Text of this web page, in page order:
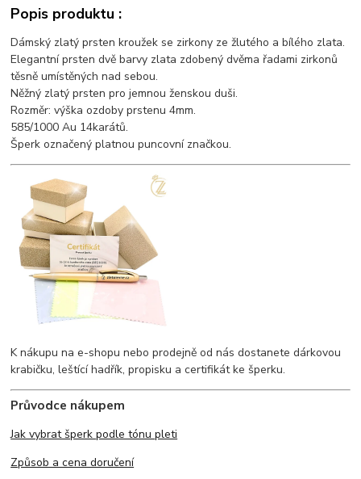
Popis produktu :
Dámský zlatý prsten kroužek se zirkony ze žlutého a bílého zlata.
Elegantní prsten dvě barvy zlata zdobený dvěma řadami zirkonů
těsně umístěných nad sebou.
Něžný zlatý prsten pro jemnou ženskou duši.
Rozměr: výška ozdoby prstenu 4mm.
585/1000 Au 14karátů.
Šperk označený platnou puncovní značkou.
K nákupu na e-shopu nebo prodejně od nás dostanete dárkovou
krabičku, leštící hadřík, propisku a certifikát ke šperku.
Průvodce nákupem
Jak vybrat šperk podle tónu pleti
Způsob a cena doručení